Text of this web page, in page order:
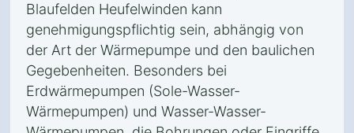
Blaufelden Heufelwinden kann
genehmigungspflichtig sein, abhängig von
der Art der Wärmepumpe und den baulichen
Gegebenheiten. Besonders bei
Erdwärmepumpen (Sole-Wasser-
Wärmepumpen) und Wasser-Wasser-